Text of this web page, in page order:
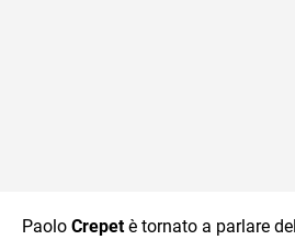
Paolo Crepetè tornato a parlare